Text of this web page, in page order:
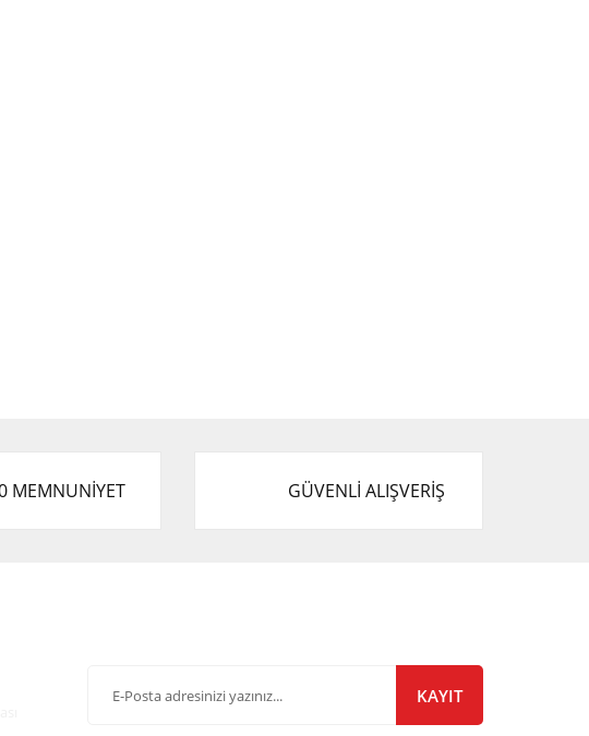
MEMNUNİYET GÜVENLİ ALIŞVERİŞ
KAYIT